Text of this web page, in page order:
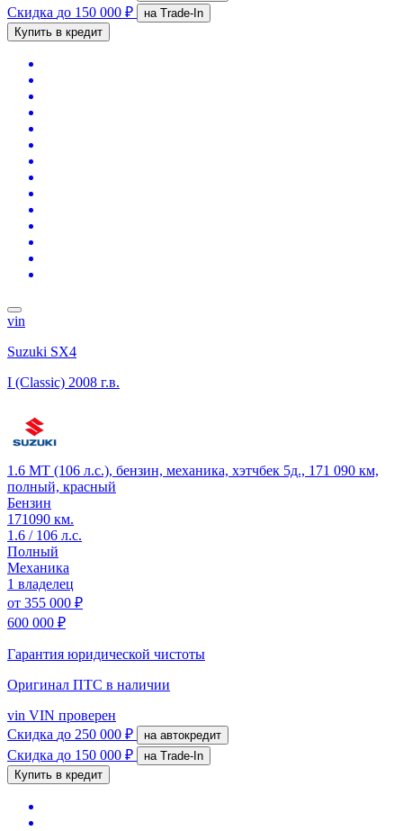
Скидка до 150 000 ₽
на Trade-In
Купить в кредит
vin
Suzuki SX4
I (Classic) 2008 г.в.
1.6 MT (106 л.с.), бензин, механика, хэтчбек 5д., 171 090 км,
полный, красный
Бензин
171090 км.
1.6 / 106 л.с.
Полный
Механика
1 владелец
от 355 000 ₽
600 000 ₽
Гарантия юридической чистоты
Оригинал ПТС в наличии
vin VIN проверен
Скидка до 250 000 ₽ на автокредит
Скидка до 150 000 ₽
на Trade-In
Купить в кредит